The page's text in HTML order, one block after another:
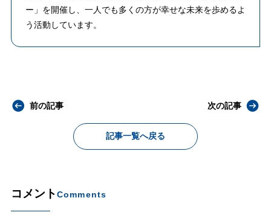
ー」を開催し、一人でも多くの方が幸せな未来を歩めるよ
う活動しています。
前の記事
記事一覧へ戻る
次の記事
コメントComments